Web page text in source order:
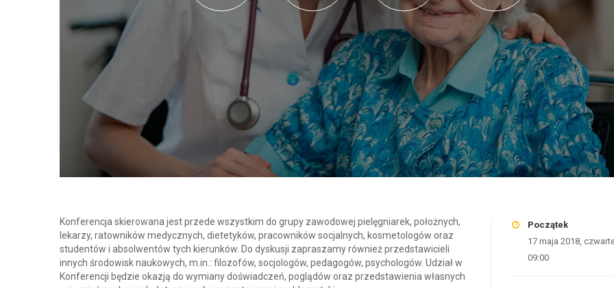
Konferencja skierowana jest przede wszystkim do grupy zawodowej pielęgniarek, położnych,
lekarzy, ratowników medycznych, dietetyków, pracowników socjalnych, kosmetologów oraz
studentów i absolwentów tych kierunków. Do dyskusji zapraszamy również przedstawicieli
innych środowisk naukowych, m.in.: filozofów, socjologów, pedagogów, psychologów. Udział w
Konferencji będzie okazją do wymiany doświadczeń, poglądów oraz przedstawienia własnych
Początek
17 maja 2018,
09:00